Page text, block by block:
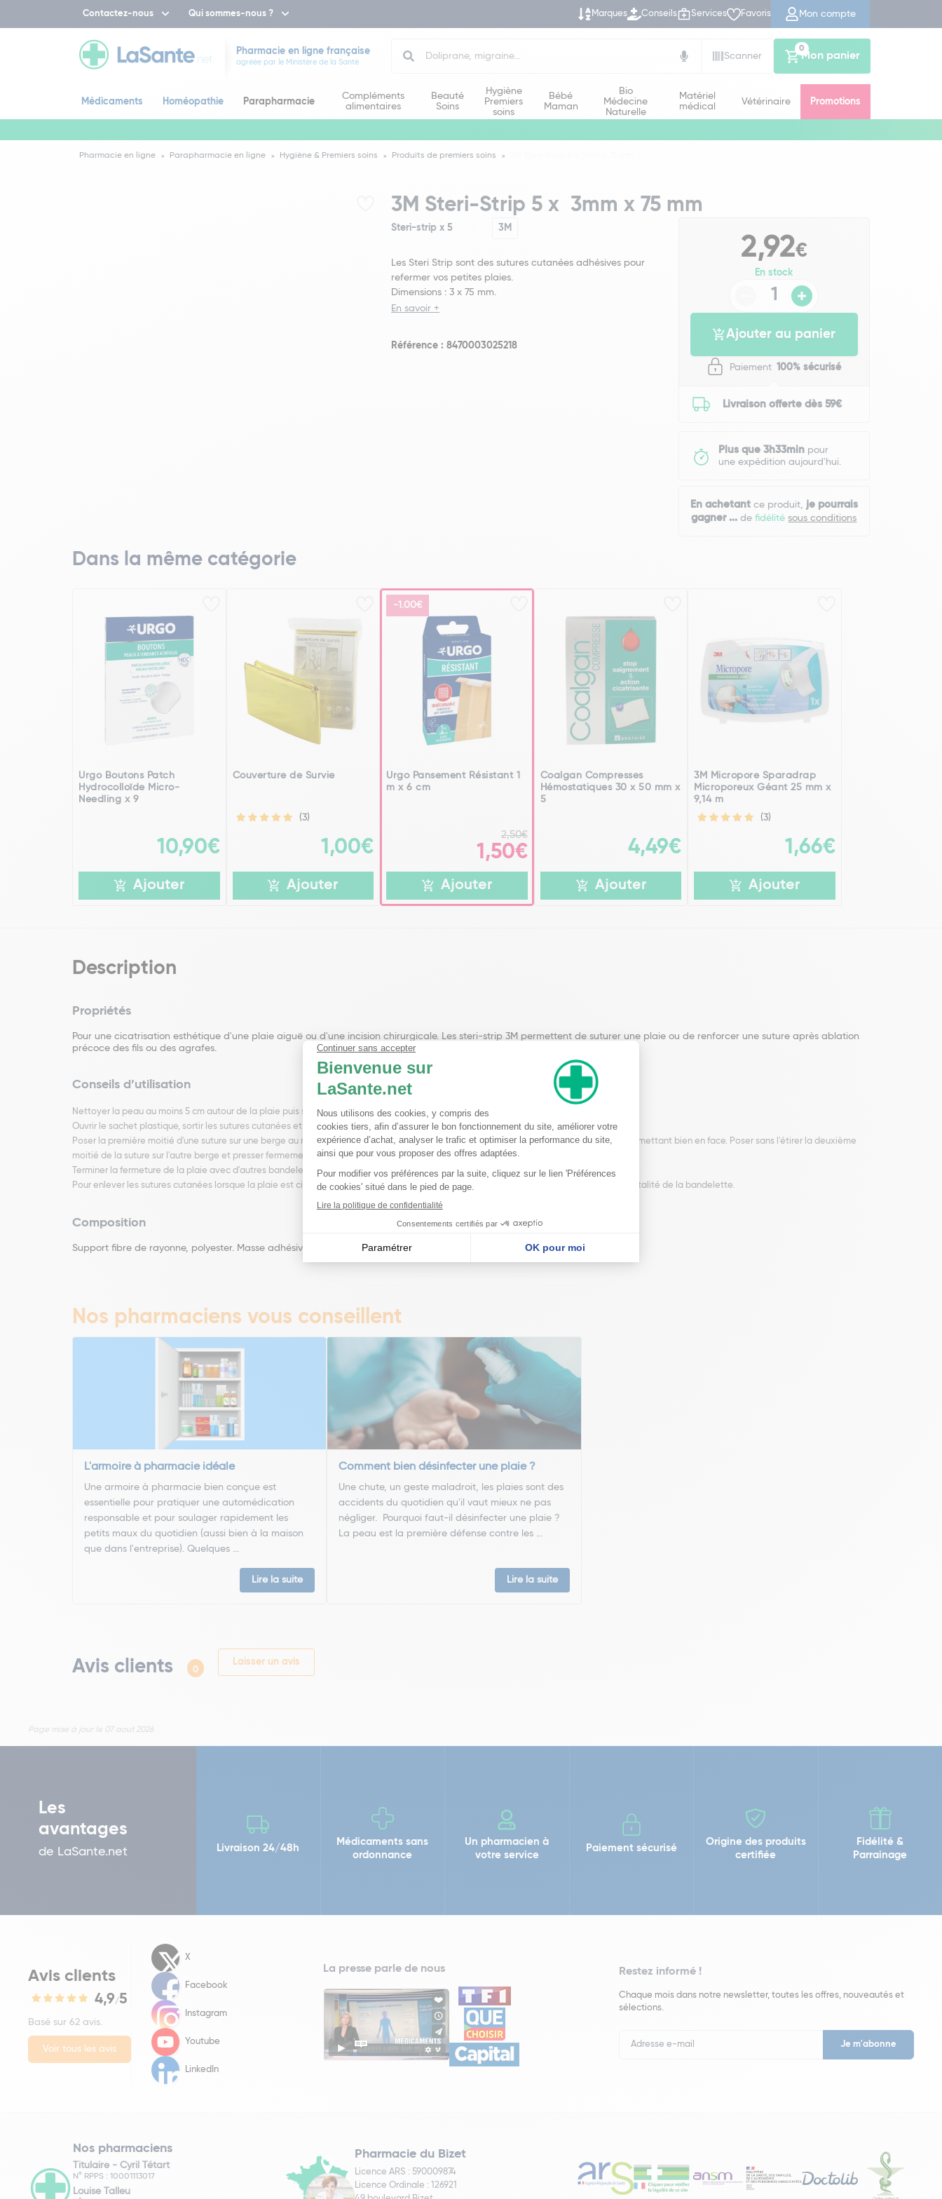
Contactez-nous Qui sommes-nous ? Marques Conseils Services Favoris Mon compte
Pharmacie en ligne française
agréée par le Ministère de la Santé
Scanner
Mon panier
0
Médicaments Homéopathie Parapharmacie
Compléments
alimentaires
Beauté
Soins
Hygiène
Premiers
soins
Bébé
Maman
Bio
Médecine
Naturelle
Matériel
médical
Vétérinaire Promotions
Pharmacie en ligne Parapharmacie en ligne Hygiène & Premiers soins Produits de premiers soins
3M Steri-Strip 5 x 3mm x 75 mm
Steri-strip x 5 3M
Les Steri Strip sont des sutures cutanées adhésives pour
refermer vos petites plaies.
Dimensions : 3 x 75 mm.
En savoir +
Référence : 8470003025218
2,92€
En stock
Ajouter au panier
Paiement 100% sécurisé
Livraison offerte dès 59€
Plus que 3h33minpour
une expédition aujourd'hui.
En achetantce produit, je pourrais
gagner ... defidélitésous conditions
Dans la même catégorie
Urgo Boutons Patch
Hydrocolloïde Micro-
Needling x 9
10,90€
Ajouter
Couverture de Survie
(3)
1,00€
Ajouter
-1.00€
Urgo Pansement Résistant 1
m x 6 cm
2,50€
1,50€
Ajouter
Coalgan Compresses
Hémostatiques 30 x 50 mm x
5
4,49€
Ajouter
3M Micropore Sparadrap
Microporeux Géant 25 mm x
9,14 m
(3)
1,66€
Ajouter
Description
Propriétés
Pour une cicatrisation esthétique d'une plaie aiguë ou d'une incision chirurgicale. Les steri-strip 3M permettent de suturer une plaie ou de renforcer une suture après ablation
précoce des fils ou des agrafes.
Conseils d’utilisation
Nettoyer la peau au moins 5 cm autour de la plaie puis sécher soigneusement.
Ouvrir le sachet plastique, sortir les sutures cutanées et détacher un des onglets prédécoupés du support papier.
Poser la première moitié d'une suture sur une berge au milieu de la plaie et presser fermement. Rapprocher les berges de la plaie en les mettant bien en face. Poser sans l'étirer la deuxième
moitié de la suture sur l'autre berge et presser fermement.
Terminer la fermeture de la plaie avec d'autres bandelettes espacées de 2 à 3 mm pour permettre le drainage de l'exsudat.
Pour enlever les sutures cutanées lorsque la plaie est cicatrisée, détacher alternativement chaque extrémité, puis ôter doucement la totalité de la bandelette.
Composition
Support fibre de rayonne, polyester. Masse adhésive copolymère d'acrylate.
Nos pharmaciens vous conseillent
L'armoire à pharmacie idéale
Une armoire à pharmacie bien conçue est
essentielle pour pratiquer une automédication
responsable et pour soulager rapidement les
petits maux du quotidien (aussi bien à la maison
que dans l'entreprise). Quelques ...
Lire la suite
Comment bien désinfecter une plaie ?
Une chute, un geste maladroit, les plaies sont des
accidents du quotidien qu'il vaut mieux ne pas
négliger. Pourquoi faut-il désinfecter une plaie ?
La peau est la première défense contre les ...
Lire la suite
Avis clients 0
Laisser un avis
Page mise à jour le 07 aout 2026
Les
avantages
de LaSante.net Livraison 24/48h
Médicaments sans
ordonnance
Un pharmacien à
votre service
Paiement sécurisé
Origine des produits
certifiée
Fidélité &
Parrainage
Avis clients
4,9/5
Basé sur 62 avis.
Voir tous les avis
X
Facebook
Instagram
Youtube
LinkedIn
La presse parle de nous Restez informé !
Chaque mois dans notre newsletter, toutes les offres, nouveautés et
sélections.
Newsletter
Nos pharmaciens
Titulaire - Cyril Tétart
N° RPPS : 10001113017
Louise Talleu
Pharmacie du Bizet
Licence ARS : 590009874
Licence Ordinale : 126921